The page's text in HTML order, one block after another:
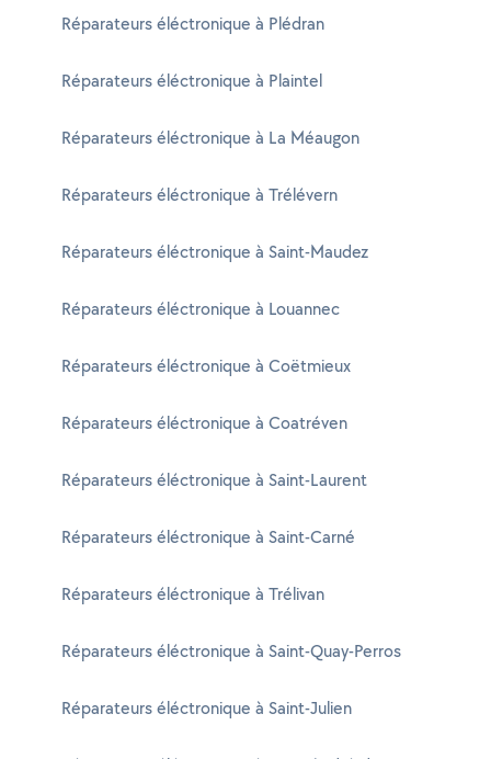
Réparateurs éléctronique à Plédran
Réparateurs éléctronique à Plaintel
Réparateurs éléctronique à La Méaugon
Réparateurs éléctronique à Trélévern
Réparateurs éléctronique à Saint-Maudez
Réparateurs éléctronique à Louannec
Réparateurs éléctronique à Coëtmieux
Réparateurs éléctronique à Coatréven
Réparateurs éléctronique à Saint-Laurent
Réparateurs éléctronique à Saint-Carné
Réparateurs éléctronique à Trélivan
Réparateurs éléctronique à Saint-Quay-Perros
Réparateurs éléctronique à Saint-Julien